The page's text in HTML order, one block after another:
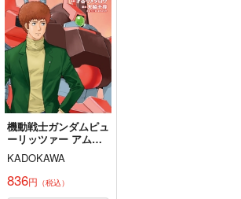
約束は彼方
440
冴羽リョウ×槇村香
専売 787円（税込）
グランブルーファンタジー
サンプル
カート
機動戦士ガンダムピュ
ーリッツァー アム
ロ・レイは極光の彼方
へ 5
KADOKAWA
836円 （税込）